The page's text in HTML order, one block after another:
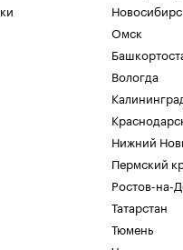
Омск
Вологда
Нижний
Пермский
Ростов-на-
Татарстан
Тюмень